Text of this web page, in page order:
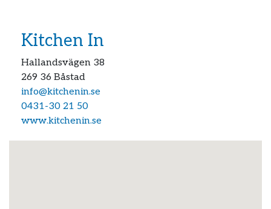
Kitchen In
Hallandsvägen 38
269 36 Båstad
info@kitchenin.se
0431-30 21 50
www.kitchenin.se